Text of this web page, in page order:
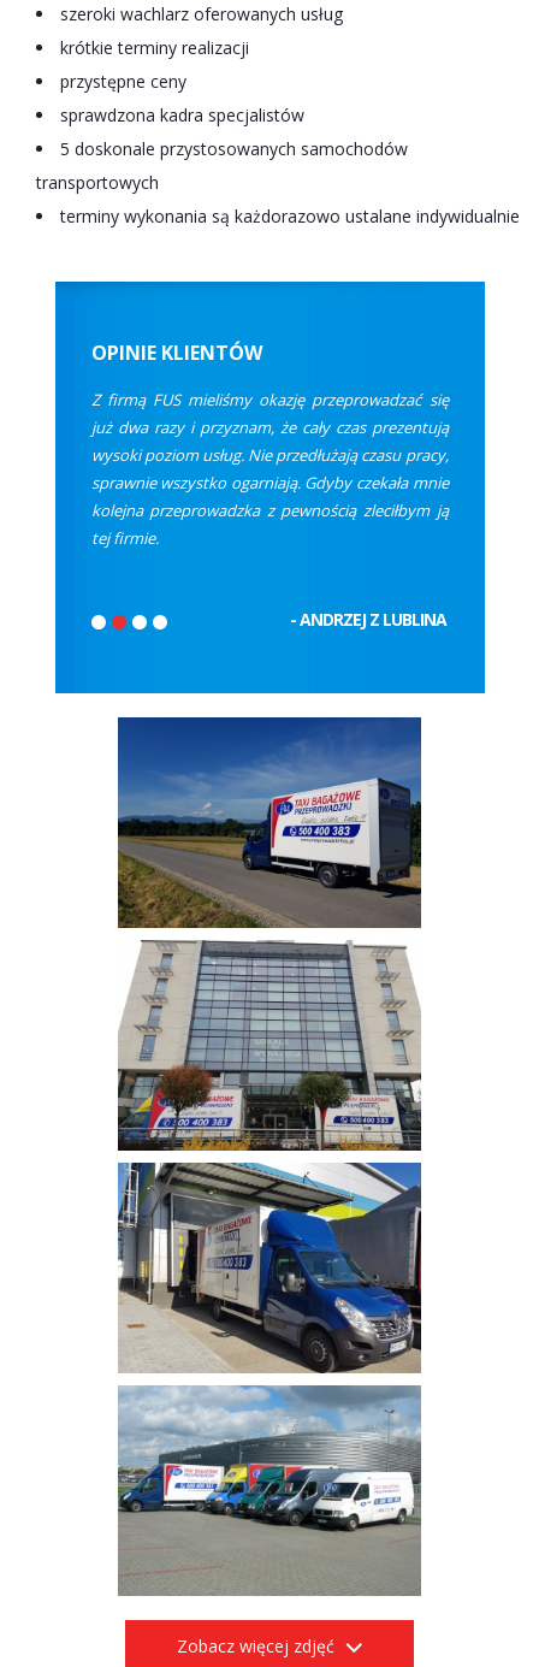
szeroki wachlarz oferowanych usług
krótkie terminy realizacji
przystępne ceny
sprawdzona kadra specjalistów
5 doskonale przystosowanych samochodów
transportowych
terminy wykonania są każdorazowo ustalane indywidualnie
OPINIE KLIENTÓW
- ANDRZEJ Z LUBLINA
Z firmą FUS mieliśmy okazję przeprowadzać się
już dwa razy i przyznam, że cały czas prezentują
wysoki poziom usług. Nie przedłużają czasu pracy,
sprawnie wszystko ogarniają. Gdyby czekała mnie
kolejna przeprowadzka z pewnością zleciłbym ją
tej firmie.
Zobacz więcej zdjęć